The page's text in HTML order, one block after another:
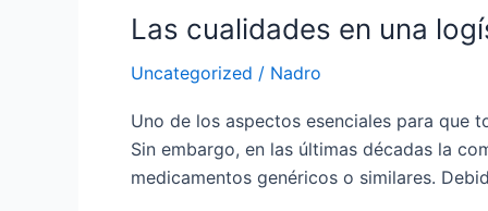
Las cualidades en una
Uncategorized / Nadro
Uno de los aspectos esenciales para que
Sin embargo, en las últimas décadas la
medicamentos genéricos o similares.